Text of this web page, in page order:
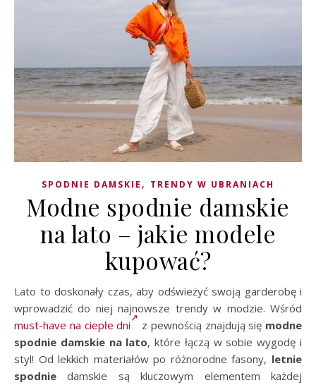
SPODNIE DAMSKIE , TRENDY W UBRANIACH
Modne spodnie damskie
na lato – jakie modele
kupować?
Lato to doskonały czas, aby odświeżyć swoją garderobę i
wprowadzić do niej najnowsze trendy w modzie. Wśród
must-have na ciepłe dni
z pewnością znajdują się modne
spodnie damskie na lato, które łączą w sobie wygodę i
styl! Od lekkich materiałów po różnorodne fasony, letnie
spodnie damskie są kluczowym elementem każdej